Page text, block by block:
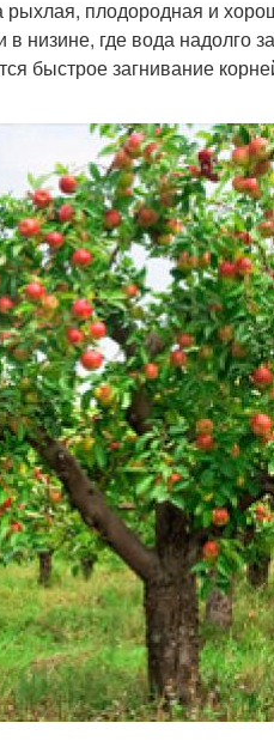
плодородная и
в низине, где вода надолго
быстрое загнивание